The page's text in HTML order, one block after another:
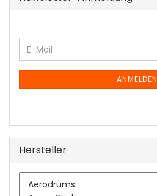
WEITER
ZUR
NEWSLETTER-
E-
Mail
ANMELDEN
Hersteller